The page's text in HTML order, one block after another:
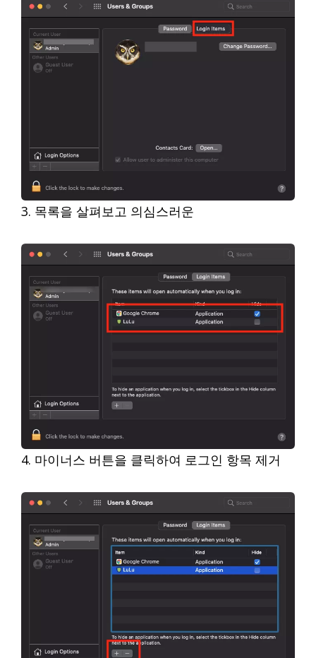
3. 목록을 살펴보고 의심스러운
4. 마이너스 버튼을 클릭하여 로그인 항목 제거